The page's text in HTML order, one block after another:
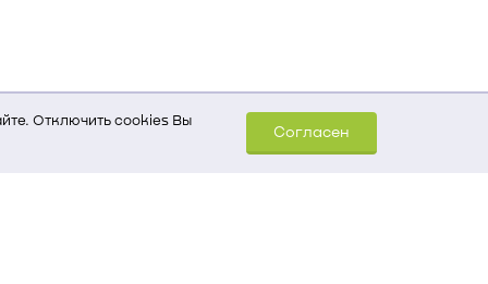
Отключить cookies Вы
Согласен